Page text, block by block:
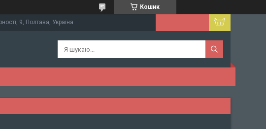
Кошик
9, Полтава, Україна